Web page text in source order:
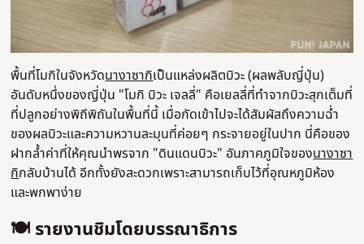
พื้นที่โมกิในจังหวัดนางาซากิเป็นแหล่งผลิตบิวะ (ผลพลับญี่ปุ่น)
อันดับหนึ่งของญี่ปุ่น "โมกิ บิวะ เจลลี่" คือเยลลี่ที่ทำจากบิวะสุกเต็มที่
ที่ปลูกอย่างพิถีพิถันในพื้นที่นี้ เมื่อกัดเข้าไปจะได้สัมผัสถึงความฉ่ำ
ของผลบิวะและความหวานละมุนที่ค่อยๆ กระจายอยู่ในปาก นี่คือของ
ฝากล้ำค่าที่ให้คุณนำพรจาก "ดินแดนบิวะ" อันภาคภูมิใจของนางาซา
กิกลับบ้านได้ อีกทั้งยังสะดวกเพราะสามารถเก็บไว้ที่อุณหภูมิห้อง
และพกพาง่าย
🍽️ รายงานชิมโดยบรรณาธิการ